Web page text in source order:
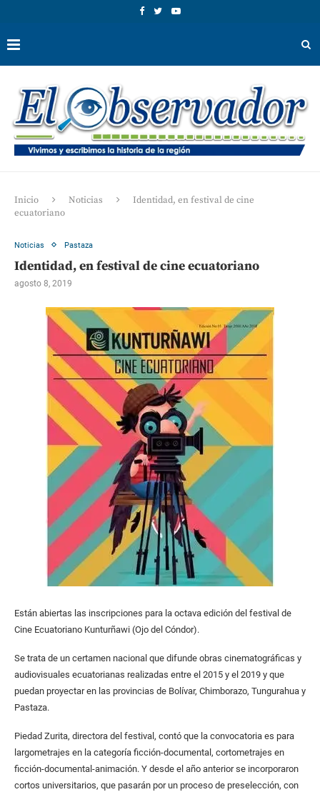
Inicio Noticias
Identidad, en festival de cine
ecuatoriano
Noticias Pastaza
Identidad, en festival de cine ecuatoriano
agosto 8, 2019
Están abiertas las inscripciones para la octava edición del festival de
Cine Ecuatoriano Kunturñawi (Ojo del Cóndor).
Se trata de un certamen nacional que difunde obras cinematográficas y
audiovisuales ecuatorianas realizadas entre el 2015 y el 2019 y que
puedan proyectar en las provincias de Bolívar, Chimborazo, Tungurahua y
Pastaza.
Piedad Zurita, directora del festival, contó que la convocatoria es para
largometrajes en la categoría ficción-documental, cortometrajes en
ficción-documental-animación. Y desde el año anterior se incorporaron
cortos universitarios, que pasarán por un proceso de preselección, con